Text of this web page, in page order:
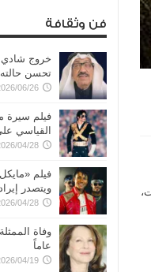
فن وثقافة
خروج شادي
تحسن
06/26
فيلم سيرة
القياسي
04/28
فيلم
ويتصدر
04/28
عاماً
04/19